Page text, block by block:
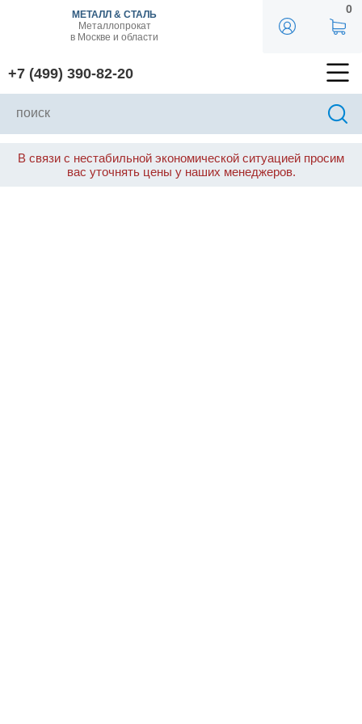
МЕТАЛЛ & СТАЛЬ
Металлопрокат
в Москве и области
+7 (499) 390-82-20
0
В связи с нестабильной экономической ситуацией просим
вас уточнять цены у наших менеджеров.